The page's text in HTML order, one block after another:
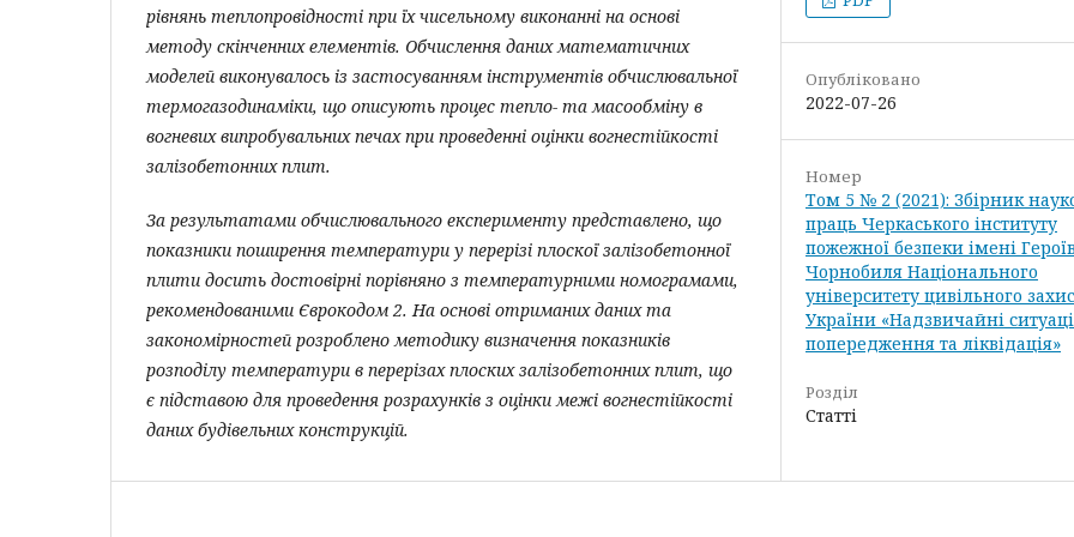
рівнянь теплопровідності при їх чисельному виконанні на основі
методу скінченних елементів. Обчислення даних математичних
моделей виконувалось із застосуванням інструментів обчислювальної
термогазодинаміки, що описують процес тепло- та масообміну в
вогневих випробувальних печах при проведенні оцінки вогнестійкості
залізобетонних плит.
За результатами обчислювального експерименту представлено, що
показники поширення температури у перерізі плоскої залізобетонної
плити досить достовірні порівняно з температурними номограмами,
рекомендованими Єврокодом 2. На основі отриманих даних та
закономірностей розроблено методику визначення показників
розподілу температури в перерізах плоских залізобетонних плит, що
є підставою для проведення розрахунків з оцінки межі вогнестійкості
даних будівельних конструкцій.
Опубліковано
2022-07-26
Номер
Том 5 № 2 (2021): Збірник
праць Черкаського інституту
пожежної безпеки імені Героїв
Чорнобиля Національного
університету цивільного
України «Надзвичайні
попередження та ліквідація»
Розділ
Статті